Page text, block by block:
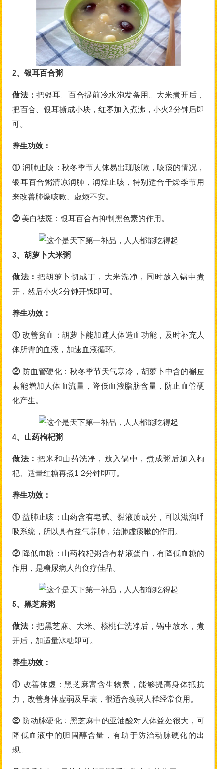
2、银耳百合粥
做法：把银耳、百合提前冷水泡发备用。大米煮开后，
把百合、银耳撕成小块，红枣加入煮沸，小火2分钟后即
可。
养生功效：
①润肺止咳：秋冬季节人体易出现咳嗽，咳痰的情况，
银耳百合粥清凉润肺，润燥止咳，特别适合干燥季节用
来改善肺燥咳嗽、虚烦不安。
② 美白祛斑：银耳百合有抑制黑色素的作用。
3、胡萝卜大米粥
做法 ：把胡萝卜切成丁，大米洗净，同时放入锅中煮
开，然后小火2分钟开锅即可。
养生功效：
①改善贫血：胡萝卜能加速人体造血功能，及时补充人
体所需的血液，加速血液循环。
② 防血管硬化：秋冬季节天气寒冷，胡萝卜中含的槲皮
素能增加人体血流量，降低血液脂肪含量，防止血管硬
化产生。
4、山药枸杞粥
做法：把米和山药洗净，放入锅中，煮成粥后加入枸
杞、适量红糖再煮1-2分钟即可。
养生功效：
①益肺止咳：山药含有皂甙、黏液质成分，可以滋润呼
吸系统，所以具有益气养肺，治肺虚痰嗽的作用。
② 降低血糖：山药枸杞粥含有粘液蛋白，有降低血糖的
作用，是糖尿病人的食疗佳品。
5、黑芝麻粥
做法：把黑芝麻、大米、核桃仁洗净后，锅中放水，煮
开后，加适量冰糖即可。
养生功效：
① 改善体虚：黑芝麻富含生物素，能够提高身体抵抗
力，改善身体虚弱及早衰，很适合瘦弱人群经常食用。
②防动脉硬化：黑芝麻中的亚油酸对人体益处很大，可
降低血液中的胆固醇含量，有助于防治动脉硬化的出
现。